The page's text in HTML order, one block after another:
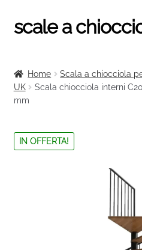
Vai
alla
Vai
al
scale a
Tutte le scale
Ringhiere e balaustre
Home
Scala a chiocciola
UK
Scala chiocciola interni
mm
IN OFFERTA!